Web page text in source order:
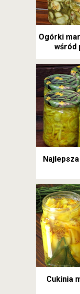
Ogórki
wśród
Cukinia